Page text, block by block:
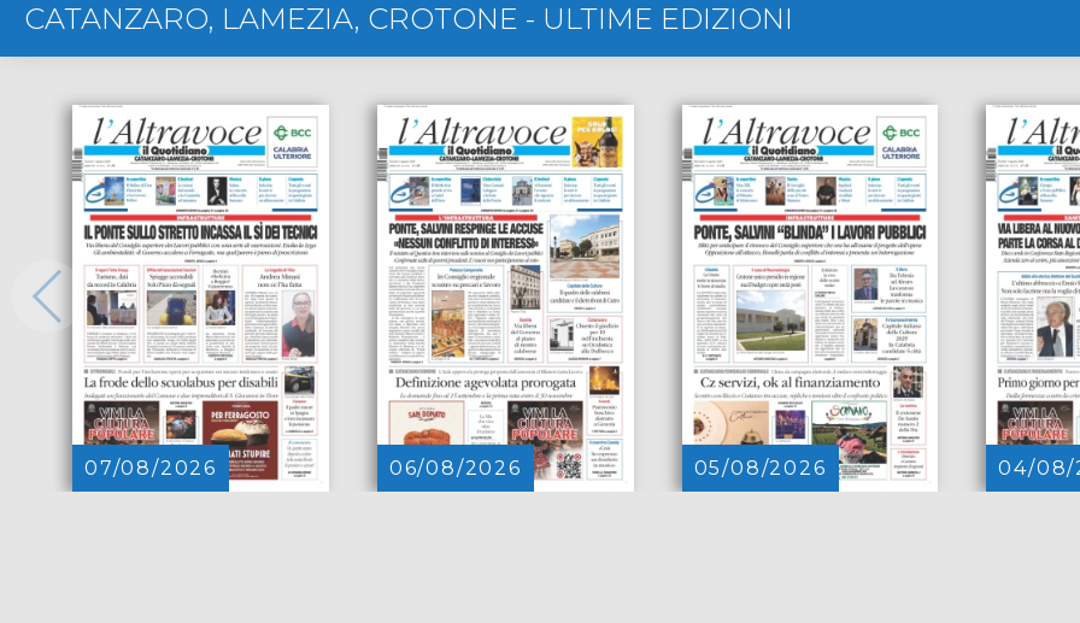
CATANZARO, LAMEZIA, CROTONE - ULTIME EDIZIONI
07/08/2026 06/08/2026 05/08/2026 04/08/